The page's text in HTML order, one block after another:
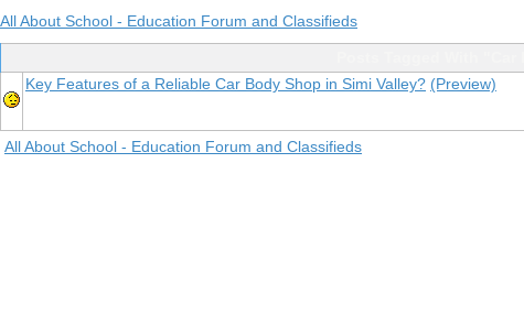
All About School - Education Forum and Classifieds
Key Features of a Reliable Car Body Shop in Simi Valley? (Preview)
All About School - Education Forum and Classifieds